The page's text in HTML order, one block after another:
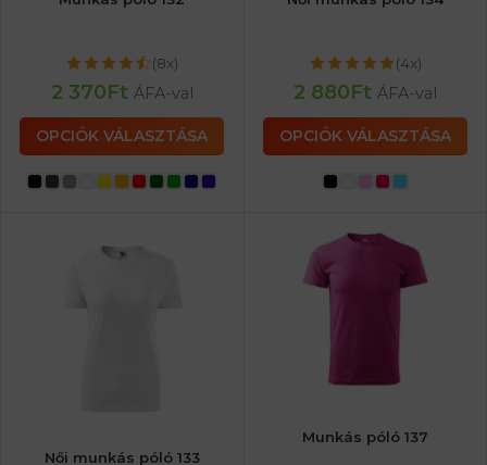
(8x)
2 370Ft ÁFA-val
OPCIÓK VÁLASZTÁSA
(4x)
2 880Ft ÁFA-val
OPCIÓK VÁLASZTÁSA
Női munkás póló 133
Munkás póló 137